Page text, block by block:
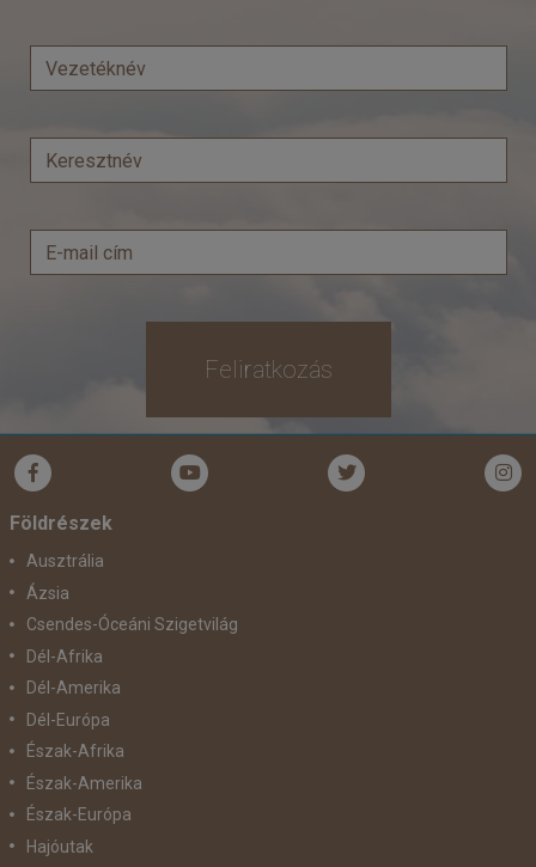
Feliratkozás
Földrészek
Ausztrália
Ázsia
Csendes-Óceáni Szigetvilág
Dél-Afrika
Dél-Amerika
Dél-Európa
Észak-Afrika
Észak-Amerika
Észak-Európa
Hajóutak